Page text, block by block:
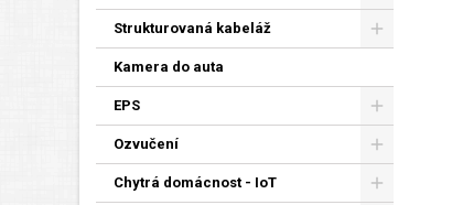
Strukturovaná kabeláž
Kamera do auta
EPS
Ozvučení
Chytrá domácnost - IoT